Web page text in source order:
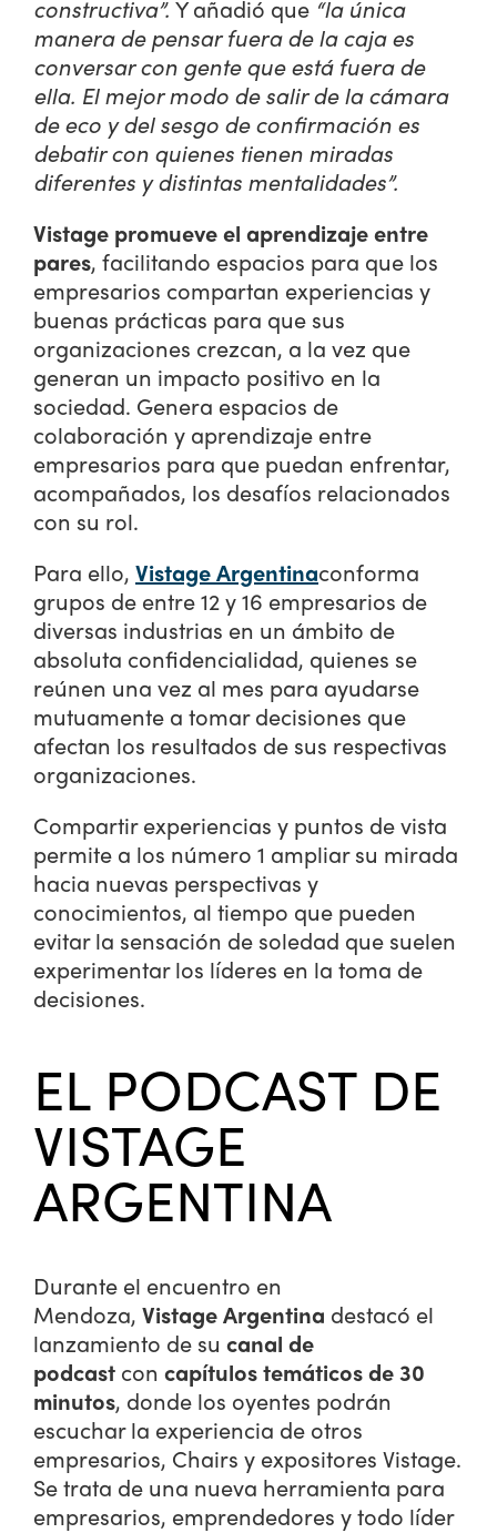
constructiva”. Y añadió que “la única
manera de pensar fuera de la caja es
conversar con gente que está fuera de
ella. El mejor modo de salir de la cámara
de eco y del sesgo de confirmación es
debatir con quienes tienen miradas
diferentes y distintas mentalidades”.
Vistage promueve el aprendizaje entre
pares, facilitando espacios para que los
empresarios compartan experiencias y
buenas prácticas para que sus
organizaciones crezcan, a la vez que
generan un impacto positivo en la
sociedad. Genera espacios de
colaboración y aprendizaje entre
empresarios para que puedan enfrentar,
acompañados, los desafíos relacionados
con su rol.
Para ello, Vistage Argentinaconforma
grupos de entre 12 y 16 empresarios de
diversas industrias en un ámbito de
absoluta confidencialidad, quienes se
reúnen una vez al mes para ayudarse
mutuamente a tomar decisiones que
afectan los resultados de sus respectivas
organizaciones.
Compartir experiencias y puntos de vista
permite a los número 1 ampliar su mirada
hacia nuevas perspectivas y
conocimientos, al tiempo que pueden
evitar la sensación de soledad que suelen
experimentar los líderes en la toma de
decisiones.
EL PODCAST DE
VISTAGE
ARGENTINA
Durante el encuentro en
Mendoza, Vistage Argentina destacó el
lanzamiento de su canal de
podcast con capítulos temáticos de 30
minutos, donde los oyentes podrán
escuchar la experiencia de otros
empresarios, Chairs y expositores Vistage.
Se trata de una nueva herramienta para
empresarios, emprendedores y todo líder